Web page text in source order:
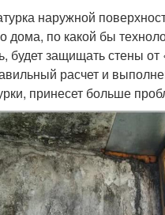
наружной
дома, по какой бы
будет защищать стены
расчет и
принесет больше